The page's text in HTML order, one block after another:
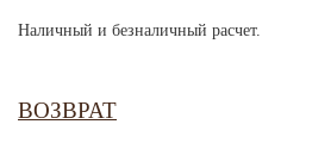
Наличный и безналичный расчет.
ВОЗВРАТ